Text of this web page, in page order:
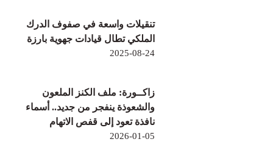
تنقيلات واسعة في صفوف الدرك
الملكي تطال قيادات جهوية بارزة
2025-08-24
زاكــورة: ملف الكنز الملعون
والشعوذة ينفجر من جديد.. أسماء
نافذة تعود إلى قفص الاتهام
2026-01-05